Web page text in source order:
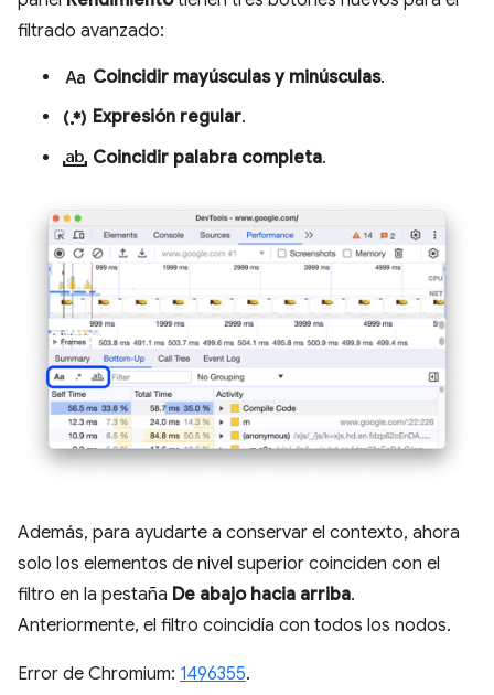
filtrado avanzado:
match_case Coincidir mayúsculas y minúsculas.
regular_expression Expresión regular.
match_word Coincidir palabra completa.
Además, para ayudarte a conservar el contexto, ahora
solo los elementos de nivel superior coinciden con el
filtro en la pestaña De abajo hacia arriba.
Anteriormente, el filtro coincidía con todos los nodos.
Error de Chromium: 1496355.